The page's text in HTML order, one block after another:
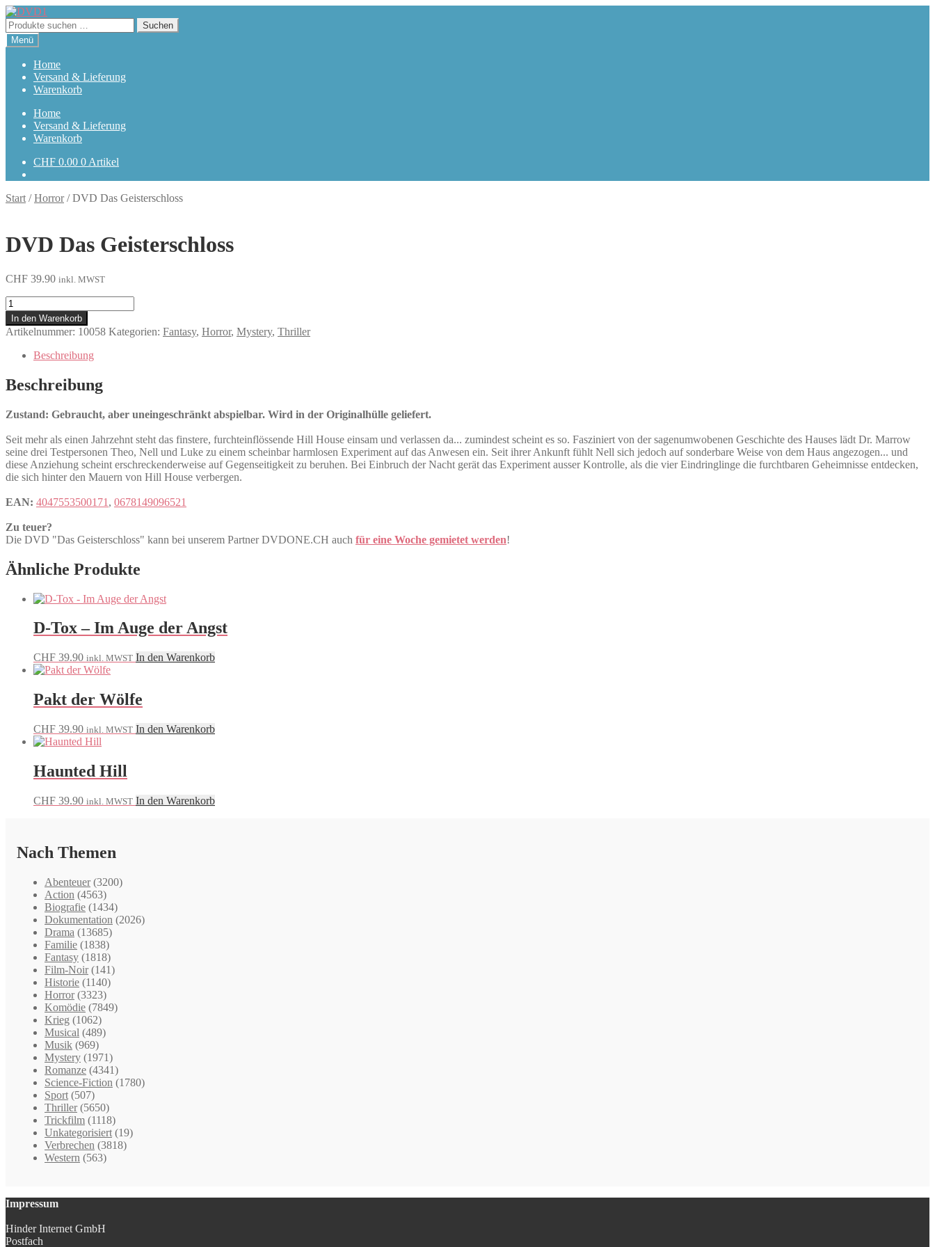
Zur
Navigation
springen
Zum
Inhalt
springen
Suchen
nach:
Suchen
Menü
Home
Versand & Lieferung
Warenkorb
Home
Versand & Lieferung
Warenkorb
CHF 0.00 0 Artikel
Start /Horror/DVD Das Geisterschloss
DVD Das Geisterschloss
CHF 39.90 inkl. MWST
Das
Geisterschloss
Menge
In den Warenkorb
Artikelnummer: 10058 Kategorien: Fantasy, Horror, Mystery, Thriller
Beschreibung
Beschreibung
Zustand: Gebraucht, aber uneingeschränkt abspielbar. Wird in der Originalhülle geliefert.
Seit mehr als einen Jahrzehnt steht das finstere, furchteinflössende Hill House einsam und verlassen da... zumindest scheint es so. Fasziniert von der sagenumwobenen Geschichte des Hauses lädt Dr. Marrow
seine drei Testpersonen Theo, Nell und Luke zu einem scheinbar harmlosen Experiment auf das Anwesen ein. Seit ihrer Ankunft fühlt Nell sich jedoch auf sonderbare Weise von dem Haus angezogen... und
diese Anziehung scheint erschreckenderweise auf Gegenseitigkeit zu beruhen. Bei Einbruch der Nacht gerät das Experiment ausser Kontrolle, als die vier Eindringlinge die furchtbaren Geheimnisse entdecken,
die sich hinter den Mauern von Hill House verbergen.
EAN: 4047553500171 , 0678149096521
Zu teuer?
Die DVD "Das Geisterschloss" kann bei unserem Partner DVDONE.CH auch für eine Woche gemietet werden!
Ähnliche Produkte
D-Tox – Im Auge der Angst
CHF 39.90 inkl. MWST In den Warenkorb
Pakt der Wölfe
CHF 39.90 inkl. MWST In den Warenkorb
Haunted Hill
CHF 39.90 inkl. MWST In den Warenkorb
Nach Themen
Abenteuer (3200)
Action (4563)
Biografie (1434)
Dokumentation (2026)
Drama (13685)
Familie (1838)
Fantasy (1818)
Film-Noir (141)
Historie (1140)
Horror (3323)
Komödie (7849)
Krieg (1062)
Musical (489)
Musik (969)
Mystery (1971)
Romanze (4341)
Science-Fiction (1780)
Sport (507)
Thriller (5650)
Trickfilm (1118)
Unkategorisiert (19)
Verbrechen (3818)
Western (563)
Impressum
Hinder Internet GmbH
Postfach